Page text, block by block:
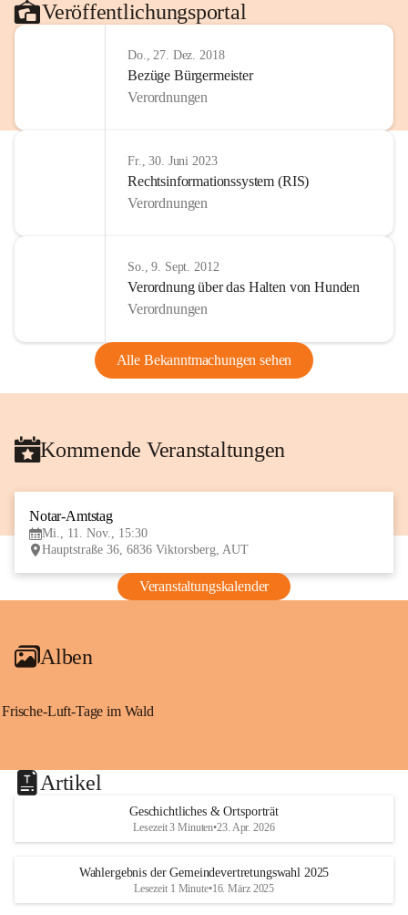
Veröffentlichungsportal
Do., 27. Dez. 2018
Bezüge Bürgermeister
Verordnungen
Fr., 30. Juni 2023
Rechtsinformationssystem (RIS)
Verordnungen
So., 9. Sept. 2012
Verordnung über das Halten von Hunden
Verordnungen
Alle Bekanntmachungen sehen
Kommende Veranstaltungen
Notar-Amtstag
Mi., 11. Nov., 15:30
Hauptstraße 36, 6836 Viktorsberg, AUT
Veranstaltungskalender
Alben
Frische-Luft-Tage im Wald
Artikel
Geschichtliches & Ortsporträt
Lesezeit 3 Minuten•23. Apr. 2026
Wahlergebnis der Gemeindevertretungswahl 2025
Lesezeit 1 Minute•16. März 2025